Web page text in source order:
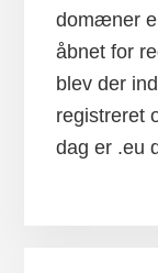
domæner
åbnet for
blev der
registreret
dag er .eu